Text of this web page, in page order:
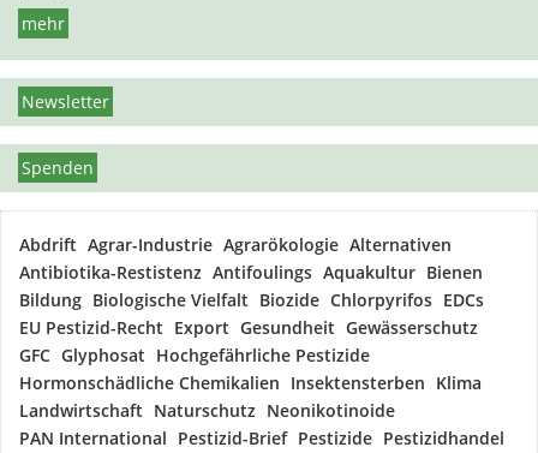
mehr
Newsletter
Spenden
Abdrift Agrar-Industrie Agrarökologie Alternativen
Antibiotika-Restistenz Antifoulings Aquakultur Bienen
Bildung Biologische Vielfalt Biozide Chlorpyrifos EDCs
EU Pestizid-Recht Export Gesundheit Gewässerschutz
GFC Glyphosat Hochgefährliche Pestizide
Hormonschädliche Chemikalien Insektensterben Klima
Landwirtschaft Naturschutz Neonikotinoide
PAN International Pestizid-Brief Pestizide Pestizidhandel